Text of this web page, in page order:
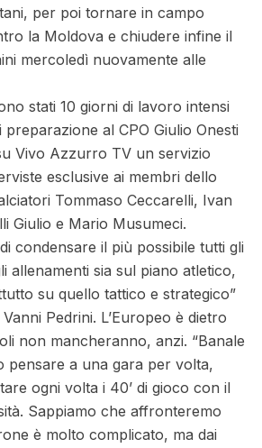
per poi tornare in campo
la Moldova e chiudere infine il
mercoledì nuovamente alle
stati 10 giorni di lavoro intensi
al CPO Giulio Onesti
Vivo Azzurro TV un servizio
esclusive ai membri dello
Tommaso Ceccarelli, Ivan
Giulio e Mario Musumeci.
condensare il più possibile tutti gli
allenamenti sia sul piano atletico,
su quello tattico e strategico”
Pedrini. L’Europeo è dietro
non mancheranno, anzi. “Banale
pensare a una gara per volta,
ogni volta i 40’ di gioco con il
Sappiamo che affronteremo
è molto complicato, ma dai